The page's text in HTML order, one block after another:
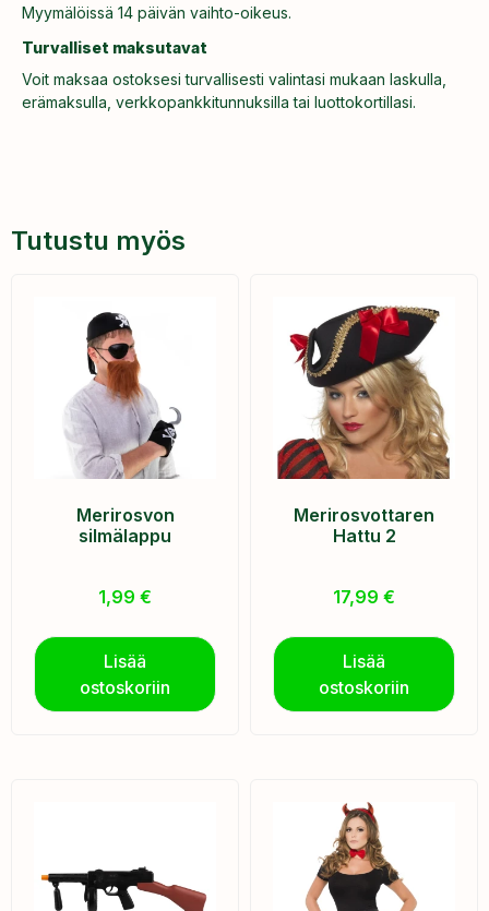
Myymälöissä 14 päivän vaihto-oikeus.
Turvalliset maksutavat
Voit maksaa ostoksesi turvallisesti valintasi mukaan laskulla,
erämaksulla, verkkopankkitunnuksilla tai luottokortillasi.
Tutustu myös
Merirosvon
silmälappu
1,99 €
Lisää
ostoskoriin
Merirosvottaren
Hattu 2
17,99 €
Lisää
ostoskoriin